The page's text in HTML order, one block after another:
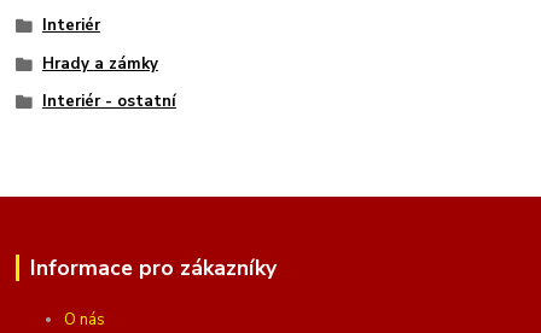
Interiér
Hrady a zámky
Interiér - ostatní
Informace pro zákazníky
O nás